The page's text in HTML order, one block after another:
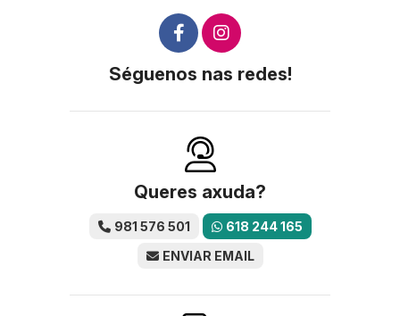
Séguenos nas redes!
Queres axuda?
981 576 501
618 244 165
ENVIAR EMAIL